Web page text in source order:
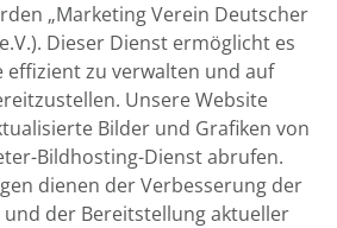
„Marketing Verein Deutscher
Dieser Dienst ermöglicht es
effizient zu verwalten und auf
Unsere Website
Bilder und Grafiken von
Bildhosting-Dienst abrufen.
dienen der Verbesserung der
der Bereitstellung aktueller